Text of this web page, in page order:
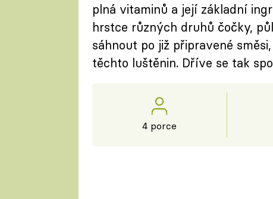
plná vitaminů a její základní
hrstce různých druhů čočky,
sáhnout po již připravené
těchto luštěnin. Dříve se tak
4 porce